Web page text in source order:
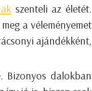
szenteli az életét.
a véleményemet
ajándékként,
Bizonyos dalokban